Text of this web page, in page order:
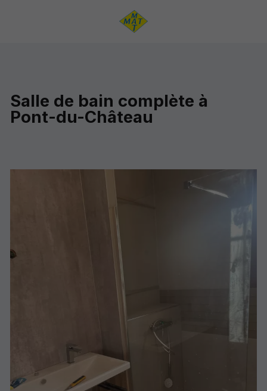
Salle de bain complète à
Pont-du-Château